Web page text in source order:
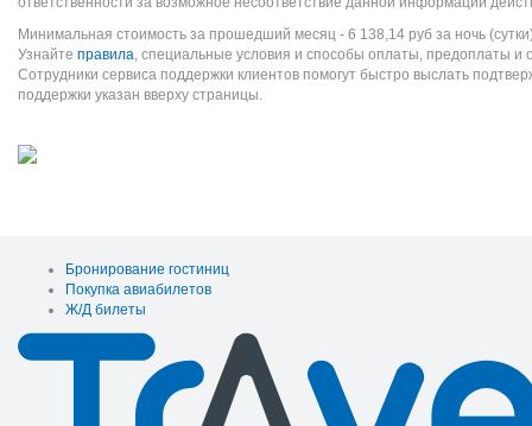
Минимальная стоимость за прошедший месяц - 6 138,14 руб за ночь
Узнайте правила, специальные условия и способы оплаты, предоплаты и
Сотрудники сервиса поддержки клиентов помогут быстро выслать
поддержки указан вверху страницы.
Бронирование гостиниц
Покупка авиабилетов
Ж/Д билеты